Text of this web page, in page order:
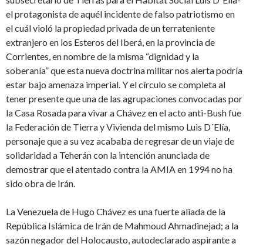
el protagonista de aquél incidente de falso patriotismo en
el cuál violó la propiedad privada de un terrateniente
extranjero en los Esteros del Iberá, en la provincia de
Corrientes, en nombre de la misma “dignidad y la
soberanía” que esta nueva doctrina militar nos alerta podría
estar bajo amenaza imperial. Y el círculo se completa al
tener presente que una de las agrupaciones convocadas por
la Casa Rosada para vivar a Chávez en el acto anti-Bush fue
la Federación de Tierra y Vivienda del mismo Luis D´Elía,
personaje que a su vez acababa de regresar de un viaje de
solidaridad a Teherán con la intención anunciada de
demostrar que el atentado contra la AMIA en 1994 no ha
sido obra de Irán.
La Venezuela de Hugo Chávez es una fuerte aliada de la
República Islámica de Irán de Mahmoud Ahmadinejad; a la
sazón negador del Holocausto, autodeclarado aspirante a